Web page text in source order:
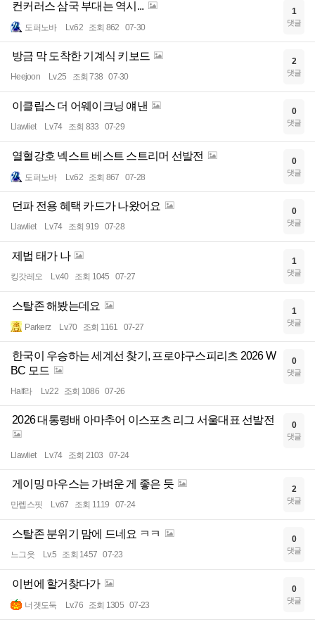
컨커러스 삼국 부대는 역시...
도퍼노바 Lv.62 조회 862 07-30
1
댓글
방금 막 도착한 기계식 키보드
Heejoon Lv.25 조회 738 07-30
2
댓글
이클립스 더 어웨이크닝 얘낸
Llawliet Lv.74 조회 833 07-29
0
댓글
열혈강호 넥스트 베스트 스트리머 선발전
도퍼노바 Lv.62 조회 867 07-28
0
댓글
던파 전용 혜택 카드가 나왔어요
Llawliet Lv.74 조회 919 07-28
0
댓글
제법 태가 나
킹갓레오 Lv.40 조회 1045 07-27
1
댓글
스탈존 해봤는데요
Parkerz Lv.70 조회 1161 07-27
1
댓글
한국이 우승하는 세계선 찾기, 프로야구스피리츠 2026 W
BC 모드
Half라 Lv.22 조회 1086 07-26
0
댓글
2026 대통령배 아마추어 이스포츠 리그 서울대표 선발전
Llawliet Lv.74 조회 2103 07-24
0
댓글
게이밍 마우스는 가벼운 게 좋은 듯
만렙스핏 Lv.67 조회 1119 07-24
2
댓글
스탈존 분위기 맘에 드네요 ㅋㅋ
느그읏 Lv.5 조회 1457 07-23
0
댓글
이번에 할거찾다가
너겟도둑 Lv.76 조회 1305 07-23
0
댓글